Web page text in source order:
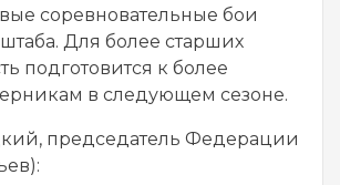
соревновательные бои
Для более старших
подготовится к более
в следующем сезоне.
председатель Федерации